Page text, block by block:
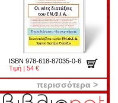
ISBN 978-618-87035-0-6
Τιμή | 54 €
περισσότερα >